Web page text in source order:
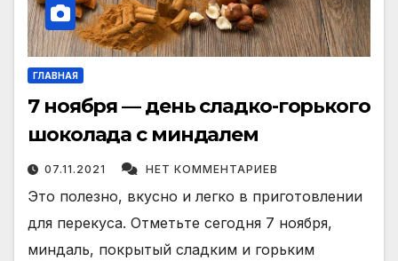
ГЛАВНАЯ
7 ноября — день сладко-горького
шоколада с миндалем
07.11.2021 НЕТ КОММЕНТАРИЕВ
Это полезно, вкусно и легко в приготовлении
для перекуса. Отметьте сегодня 7 ноября,
миндаль, покрытый сладким и горьким